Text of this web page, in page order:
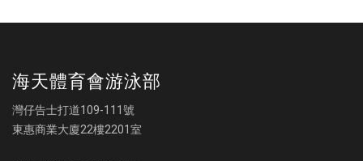
海天體育會游泳部
灣仔告士打道109-111號
東惠商業大廈22樓2201室